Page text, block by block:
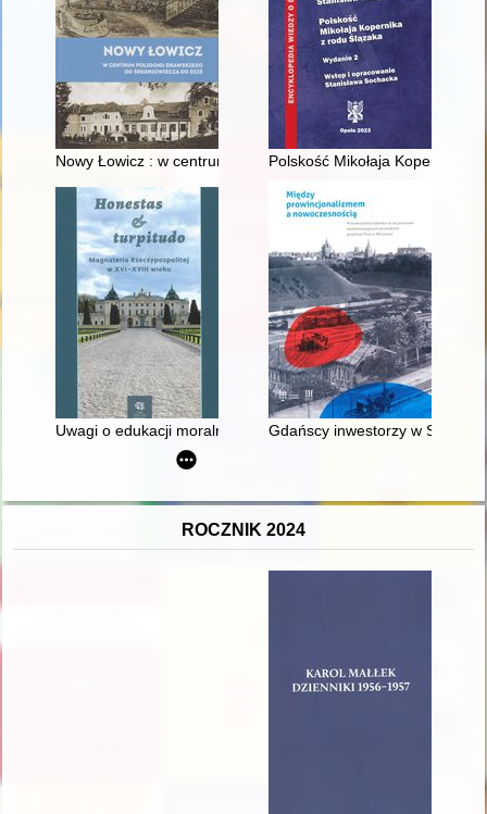
Nowy Łowicz : w centrum poligonu drawskiego od
Polskość Mikołaja Kopernika z
Uwagi o edukacji moralnej synów szlacheckich w XVI-
Gdańscy inwestorzy w
ROCZNIK 2024